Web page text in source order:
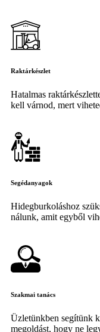
Raktárkészlet
Hatalmas
kell várnod, mert
Segédanyagok
Hidegburkoláshoz
nálunk, amit egyből
Szakmai tanács
Üzletünkben segítünk
megoldást, hogy ne